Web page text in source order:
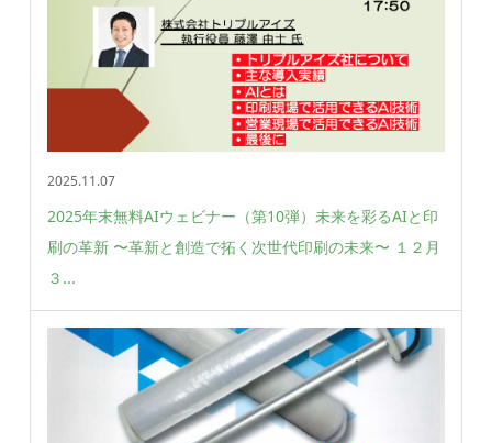
2025.11.07
2025年末無料AIウェビナー（第10弾）未来を彩るAIと印
刷の革新 〜革新と創造で拓く次世代印刷の未来〜 １２月
３...